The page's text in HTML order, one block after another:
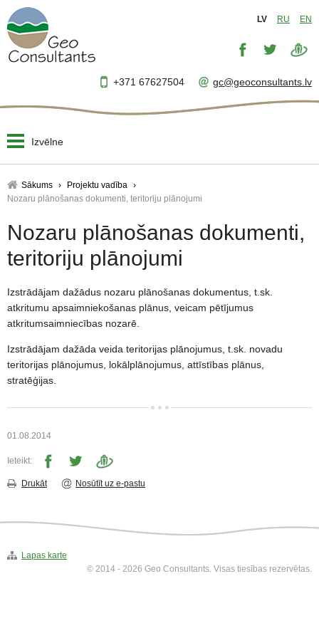
LV RU EN
+371 67627504 gc@geoconsultants.lv
Izvēlne
Projektu vadība
Vides izpēte
Laboratorija
Sākums
Projektu vadība
Nozaru plānošanas dokumenti, teritoriju plānojumi
Nozaru plānošanas dokumenti,
teritoriju plānojumi
Izstrādājam dažādus nozaru plānošanas dokumentus, t.sk.
atkritumu apsaimniekošanas plānus, veicam pētījumus
atkritumsaimniecības nozarē.
Izstrādājam dažāda veida teritorijas plānojumus, t.sk. novadu
teritorijas plānojumus, lokālplānojumus, attīstības plānus,
stratēģijas.
01.08.2014
Ieteikt:
Drukāt Nosūtīt uz e-pastu
Lapas karte
© 2014 - 2026 Geo Consultants. Visas tiesības rezervētas.